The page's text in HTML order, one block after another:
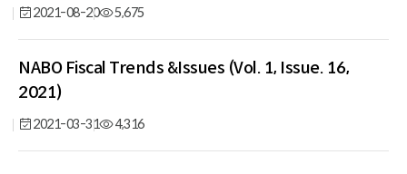
2021-08-20 5,675
NABO Fiscal Trends &Issues (Vol. 1, Issue. 16,
2021)
2021-03-31 4,316